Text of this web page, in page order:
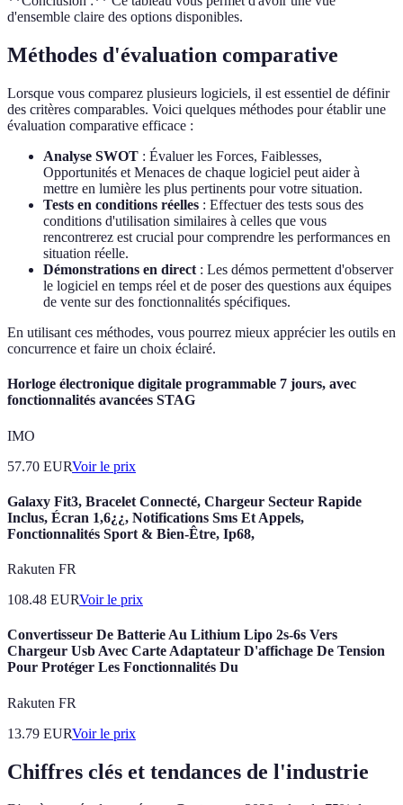
d'ensemble claire des options disponibles.
Méthodes d'évaluation comparative
Lorsque vous comparez plusieurs logiciels, il est essentiel de définir
des critères comparables. Voici quelques méthodes pour établir une
évaluation comparative efficace :
Analyse SWOT : Évaluer les Forces, Faiblesses,
Opportunités et Menaces de chaque logiciel peut aider à
mettre en lumière les plus pertinents pour votre situation.
Tests en conditions réelles : Effectuer des tests sous des
conditions d'utilisation similaires à celles que vous
rencontrerez est crucial pour comprendre les performances en
situation réelle.
Démonstrations en direct : Les démos permettent d'observer
le logiciel en temps réel et de poser des questions aux équipes
de vente sur des fonctionnalités spécifiques.
En utilisant ces méthodes, vous pourrez mieux apprécier les outils en
concurrence et faire un choix éclairé.
Horloge électronique digitale programmable 7 jours, avec
fonctionnalités avancées STAG
IMO
57.70 EURVoir le prix
Galaxy Fit3, Bracelet Connecté, Chargeur Secteur Rapide
Inclus, Écran 1,6¿¿, Notifications Sms Et Appels,
Fonctionnalités Sport & Bien-Être, Ip68,
Rakuten FR
108.48 EURVoir le prix
Convertisseur De Batterie Au Lithium Lipo 2s-6s Vers
Chargeur Usb Avec Carte Adaptateur D'affichage De Tension
Pour Protéger Les Fonctionnalités Du
Rakuten FR
13.79 EURVoir le prix
Chiffres clés et tendances de l'industrie